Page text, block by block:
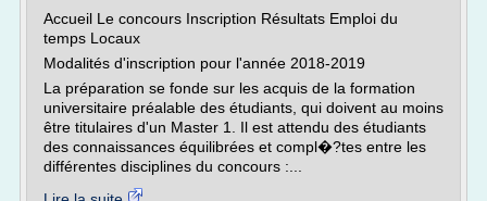
Accueil Le concours Inscription Résultats Emploi du
temps Locaux
Modalités d'inscription pour l'année 2018-2019
La préparation se fonde sur les acquis de la formation
universitaire préalable des étudiants, qui doivent au moins
être titulaires d'un Master 1. Il est attendu des étudiants
des connaissances équilibrées et compl�?tes entre les
différentes disciplines du concours :...